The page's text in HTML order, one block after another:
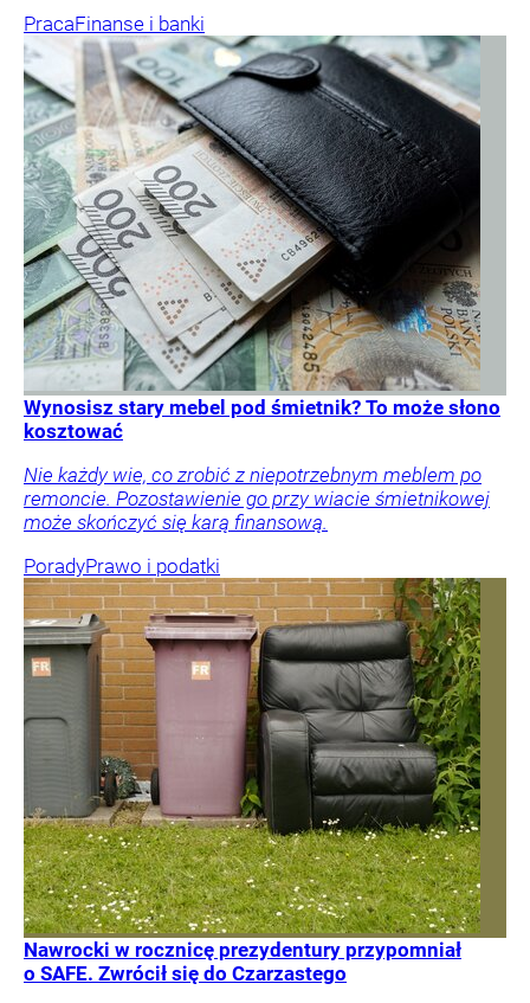
PracaFinanse i banki
Wynosisz stary mebel pod śmietnik? To może słono
kosztować
Nie każdy wie, co zrobić z niepotrzebnym meblem po
remoncie. Pozostawienie go przy wiacie śmietnikowej
może skończyć się karą finansową.
PoradyPrawo i podatki
Nawrocki w rocznicę prezydentury przypomniał
o SAFE. Zwrócił się do Czarzastego